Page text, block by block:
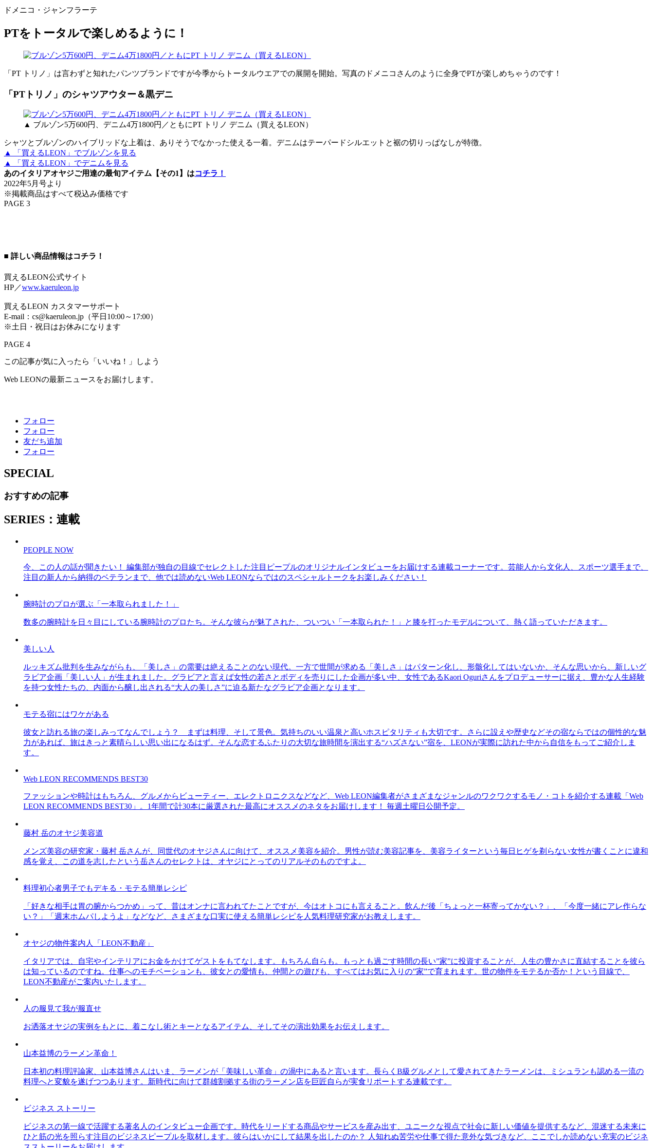
ドメニコ・ジャンフラーテ
PTをトータルで楽しめるように！
「PT トリノ」は言わずと知れたパンツブランドですが今季からトータルウエアでの展開を開始。写真のドメニコさんのように全身でPTが楽しめちゃうのです！
「PTトリノ」のシャツアウター＆黒デニ
▲ ブルゾン5万600円、デニム4万1800円／ともにPT トリノ デニム（買えるLEON）
シャツとブルゾンのハイブリッドな上着は、ありそうでなかった使える一着。デニムはテーパードシルエットと裾の切りっぱなしが特徴。
▲ 「買えるLEON」でブルゾンを見る
▲ 「買えるLEON」でデニムを見る
あのイタリアオヤジご用達の最旬アイテム【その1】はコチラ！
2022年5月号より
※掲載商品はすべて税込み価格です
PAGE 3
■ 詳しい商品情報はコチラ！
買えるLEON公式サイト
HP／www.kaeruleon.jp
買えるLEON カスタマーサポート
E-mail：cs@kaeruleon.jp（平日10:00～17:00）
※土日・祝日はお休みになります
PAGE 4
この記事が気に入ったら「いいね！」しよう
Web LEONの最新ニュースをお届けします。
フォロー
フォロー
友だち追加
フォロー
SPECIAL
おすすめの記事
SERIES：連載
PEOPLE NOW
今、この人の話が聞きたい！ 編集部が独自の目線でセレクトした注目ピープルのオリジナルインタビューをお届けする連載コーナーです。芸能人から文化人、スポーツ選手まで、
注目の新人から納得のベテランまで、他では読めないWeb LEONならではのスペシャルトークをお楽しみください！
腕時計のプロが選ぶ「一本取られました！」
数多の腕時計を日々目にしている腕時計のプロたち。そんな彼らが魅了された、ついつい「一本取られた！」と膝を打ったモデルについて、熱く語っていただきます。
美しい人
ルッキズム批判を生みながらも、「美しさ」の需要は絶えることのない現代。一方で世間が求める「美しさ」はパターン化し、形骸化してはいないか、そんな思いから、新しいグ
ラビア企画「美しい人」が生まれました。グラビアと言えば女性の若さとボディを売りにした企画が多い中、女性であるKaori Oguriさんをプロデューサーに据え、豊かな人生経験
を持つ女性たちの、内面から醸し出される“大人の美しさ”に迫る新たなグラビア企画となります。
モテる宿にはワケがある
彼女と訪れる旅の楽しみってなんでしょう？ まずは料理、そして景色。気持ちのいい温泉と高いホスピタリティも大切です。さらに設えや歴史などその宿ならではの個性的な魅
力があれば、旅はきっと素晴らしい思い出になるはず。そんな恋するふたりの大切な旅時間を演出する“ハズさない”宿を、LEONが実際に訪れた中から自信をもってご紹介しま
す。
Web LEON RECOMMENDS BEST30
ファッションや時計はもちろん、グルメからビューティー、エレクトロニクスなどなど、Web LEON編集者がさまざまなジャンルのワクワクするモノ・コトを紹介する連載「Web
LEON RECOMMENDS BEST30」。1年間で計30本に厳選された最高にオススメのネタをお届けします！ 毎週土曜日公開予定。
藤村 岳のオヤジ美容道
メンズ美容の研究家・藤村 岳さんが、同世代のオヤジさんに向けて、オススメ美容を紹介。男性が読む美容記事を、美容ライターという毎日ヒゲを剃らない女性が書くことに違和
感を覚え、この道を志したという岳さんのセレクトは、オヤジにとってのリアルそのものですよ。
料理初心者男子でもデキる・モテる簡単レシピ
「好きな相手は胃の腑からつかめ」って、昔はオンナに言われてたことですが、今はオトコにも言えること。飲んだ後「ちょっと一杯寄ってかない？」、「今度一緒にアレ作らな
い？」「週末ホムパしようよ」などなど、さまざまな口実に使える簡単レシピを人気料理研究家がお教えします。
オヤジの物件案内人「LEON不動産」
イタリアでは、自宅やインテリアにお金をかけてゲストをもてなします。もちろん自らも。もっとも過ごす時間の長い”家”に投資することが、人生の豊かさに直結することを彼ら
は知っているのですね。仕事へのモチベーションも、彼女との愛情も、仲間との遊びも、すべてはお気に入りの”家”で育まれます。世の物件をモテるか否か！という目線で、
LEON不動産がご案内いたします。
人の服見て我が服直せ
お洒落オヤジの実例をもとに、着こなし術とキーとなるアイテム、そしてその演出効果をお伝えします。
山本益博のラーメン革命！
日本初の料理評論家、山本益博さんはいま、ラーメンが「美味しい革命」の渦中にあると言います。長らくB級グルメとして愛されてきたラーメンは、ミシュランも認める一流の
料理へと変貌を遂げつつあります。新時代に向けて群雄割拠する街のラーメン店を巨匠自らが実食リポートする連載です。
ビジネス ストーリー
ビジネスの第一線で活躍する著名人のインタビュー企画です。時代をリードする商品やサービスを産み出す、ユニークな視点で社会に新しい価値を提供するなど、混迷する未来に
ひと筋の光を照らす注目のビジネスピープルを取材します。彼らはいかにして結果を出したのか？ 人知れぬ苦労や仕事で得た意外な気づきなど、ここでしか読めない充実のビジネ